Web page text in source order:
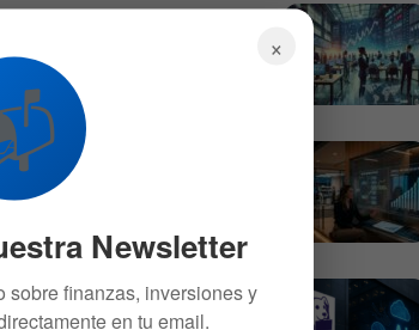
×
Newsletter
finanzas, inversiones y
en tu email.